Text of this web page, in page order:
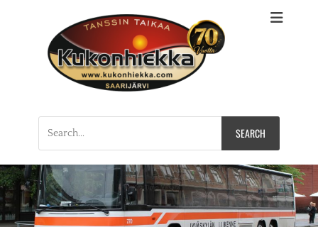
Kukonhiekan
Huvikeskus, Saarijärvi
Tervetuloa Suomen ykköstanssittajan kotisivuille!
Tanssilava, huvikeskus, Keski-Suomi, Saarijärvi